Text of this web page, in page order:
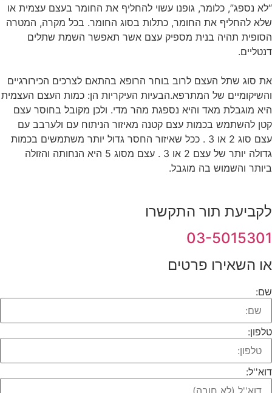
“לא נספג”, כלומר, גופנו עשוי להחליף את החומר בעצם עצמית או
שלא להחליף את החומר, כתלות בסוג החומר. בכל מקרה, המטרה
הסופית תהיה בנית מספיק עצם אשר תאפשר השמת שתלים
דנטליים.
את סוג שתל העצם לרוב בוחר הרופא בהתאם לצרכים הכירורגיים
והשיקומיים של המתרפא.הבעיות העיקריות הן: כמות העצם העצמית
היא מוגבלת מאד והיא נספגת מהר מדי. ולכן מקובל בחוסר עצם
קטן להשתמש בכמות עצם קטנה מאיזור הניתוח עם ולערבב עם
עצם סוג 2 או 3 . ככל שאיזור החסר גדול יותר משתמשים בכמות
גדולה יותר של עצם 2 או 3 . עצם מסוג 5 היא הנחותה והזולה
ביותר והשמוש בה מוגבל.
לקביעת תור התקשרו
03-5015301
או השאירו פרטים
שם:
טלפון:
דוא''ל: